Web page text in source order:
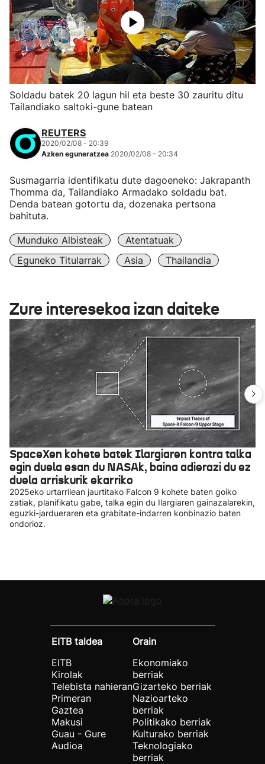
Soldadu batek 20 lagun hil eta beste 30 zauritu ditu
Tailandiako saltoki-gune batean
REUTERS
2020/02/08 - 20:39
Azken eguneratzea 2020/02/08 - 20:34
Susmagarria identifikatu dute dagoeneko: Jakrapanth
Thomma da, Tailandiako Armadako soldadu bat.
Denda batean gotortu da, dozenaka pertsona
bahituta.
Munduko Albisteak
Atentatuak
Eguneko Titularrak
Asia Thailandia
Zure interesekoa izan daiteke
SpaceXen kohete batek Ilargiaren kontra talka
egin duela esan du NASAk, baina adierazi du ez
duela arriskurik ekarriko
2025eko urtarrilean jaurtitako Falcon 9 kohete baten goiko
zatiak, planifikatu gabe, talka egin du Ilargiaren gainazalarekin,
eguzki-jardueraren eta grabitate-indarren konbinazio baten
ondorioz.
EITB taldea
EITB
Kirolak
Telebista nahieran
Primeran
Gaztea
Makusi
Guau - Gure
Audioa
Orain
Ekonomiako
berriak
Gizarteko berriak
Nazioarteko
berriak
Politikako berriak
Kulturako berriak
Teknologiako
berriak